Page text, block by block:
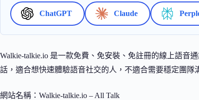
ChatGPT Claude
Walkie-talkie.io 是一款免費、免安裝、免註冊的線上語音
話，適合想快速體驗語音社交的人，不適合需要穩定團隊
網站名稱：Walkie-talkie.io – All Talk